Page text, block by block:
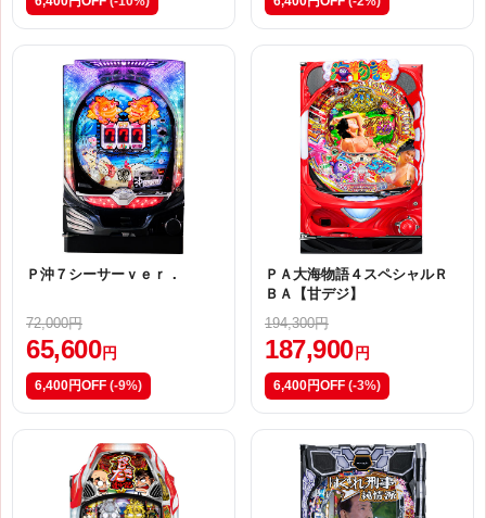
Ｐ沖７シーサーｖｅｒ．
72,000円
65,600 円
6,400円OFF (-9%)
ＰＡ大海物語４スペシャルＲ
ＢＡ【甘デジ】
194,300円
187,900 円
6,400円OFF (-3%)